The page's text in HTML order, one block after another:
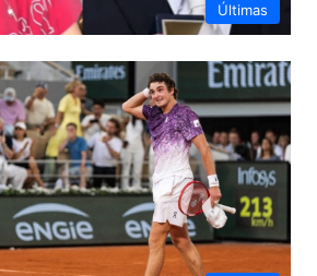
Últimas